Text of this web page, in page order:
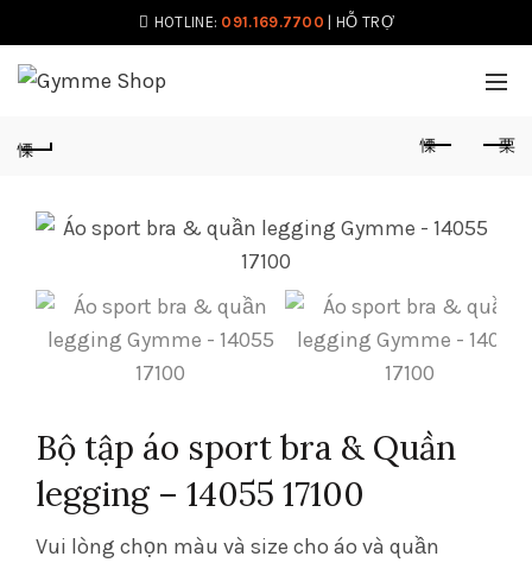
HOTLINE: 091.169.7700 HỖ TRỢ
Bộ tập áo sport bra & Quần
legging – 14055 17100
Vui lòng chọn màu và size cho áo và quần